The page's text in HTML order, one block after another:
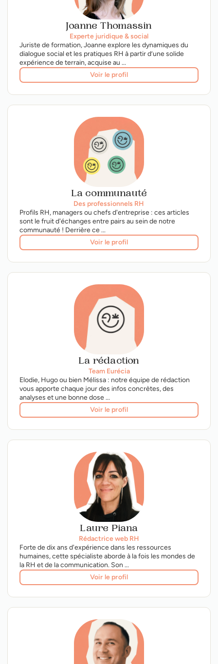
Joanne Thomassin
Experte juridique & social
Juriste de formation, Joanne explore les dynamiques du
dialogue social et les pratiques RH à partir d’une solide
expérience de terrain, acquise au ...
Voir le profil
La communauté
Des professionnels RH
Profils RH, managers ou chefs d'entreprise : ces articles
sont le fruit d'échanges entre pairs au sein de notre
communauté ! Derrière ce ...
Voir le profil
La rédaction
Team Eurécia
Elodie, Hugo ou bien Mélissa : notre équipe de rédaction
vous apporte chaque jour des infos concrètes, des
analyses et une bonne dose ...
Voir le profil
Laure Piana
Rédactrice web RH
Forte de dix ans d'expérience dans les ressources
humaines, cette spécialiste aborde à la fois les mondes de
la RH et de la communication. Son ...
Voir le profil